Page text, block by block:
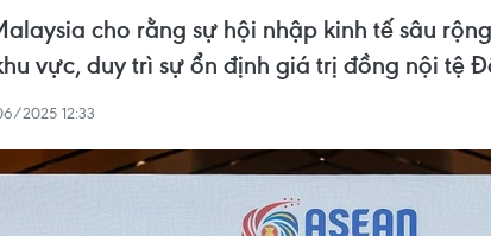
cho rằng sự hội nhập kinh tế sâu
vực, duy trì sự ổn định giá trị đồng nội tệ
2025 12:33